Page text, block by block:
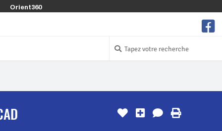
Orient360